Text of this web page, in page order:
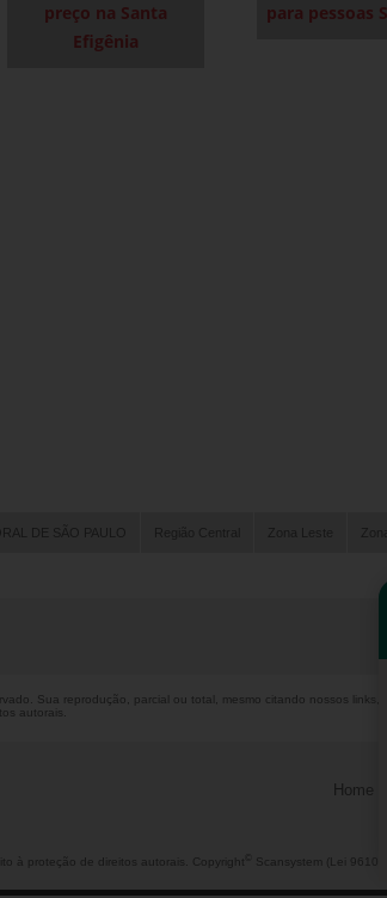
preço na Santa
Efigênia
para pessoas
DE SÃO PAULO Região Central Zona Leste
Sua reprodução, parcial ou total, mesmo citando nossos links,
autorais
Home
à proteção de direitos autorais. Copyright Scansystem (Lei 9610